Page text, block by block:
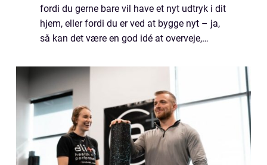
fordi du gerne bare vil have et nyt udtryk i dit
hjem, eller fordi du er ved at bygge nyt – ja,
så kan det være en god idé at overveje,
farve skal de være, hvad ...